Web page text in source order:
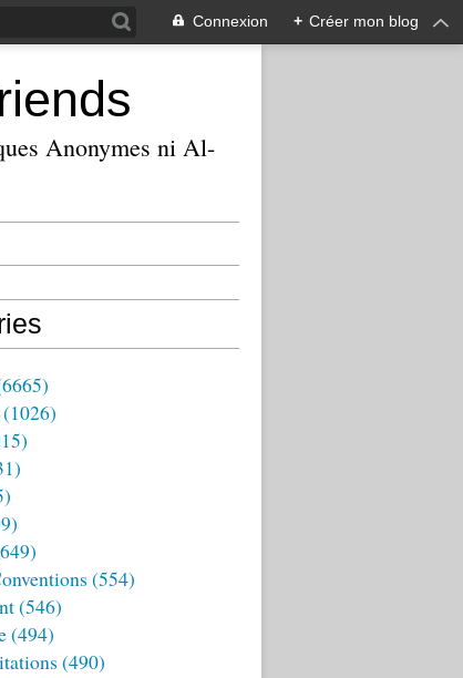
Connexion + Créer mon blog
Anonymes ni Al-
(1026)
(554)
(546)
(494)
(490)